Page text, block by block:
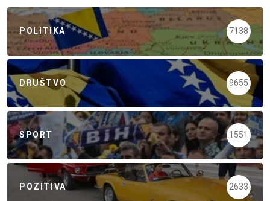
POLITIKA 7138
DRUŠTVO 9655
SPORT 1551
POZITIVA 2633